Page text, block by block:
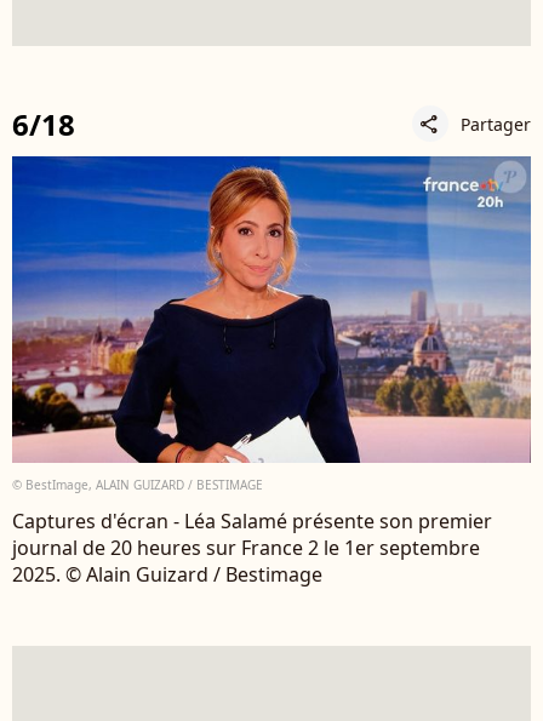
6/18 share Partager
© BestImage, ALAIN GUIZARD / BESTIMAGE
Captures d'écran - Léa Salamé présente son premier
journal de 20 heures sur France 2 le 1er septembre
2025. © Alain Guizard / Bestimage